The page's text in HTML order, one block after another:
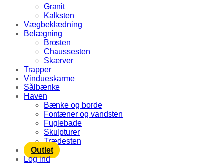
Granit
Kalksten
Vægbeklædning
Belægning
Brosten
Chaussesten
Skærver
Trapper
Vindueskarme
Sålbænke
Haven
Bænke og borde
Fontæner og vandsten
Fuglebade
Skulpturer
Trædesten
Outlet
Log ind